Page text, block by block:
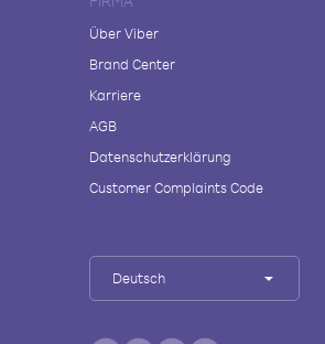
Über Viber
Brand Center
Karriere
AGB
Datenschutzerklärung
Customer Complaints Code
Deutsch